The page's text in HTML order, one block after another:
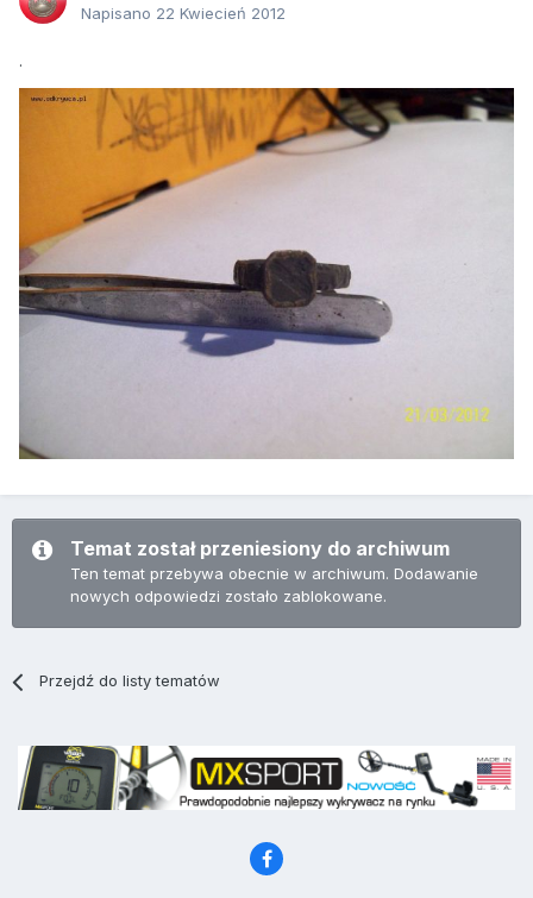
Napisano 22 Kwiecień 2012
.
Temat został przeniesiony do archiwum
Ten temat przebywa obecnie w archiwum. Dodawanie
nowych odpowiedzi zostało zablokowane.
Przejdź do listy tematów